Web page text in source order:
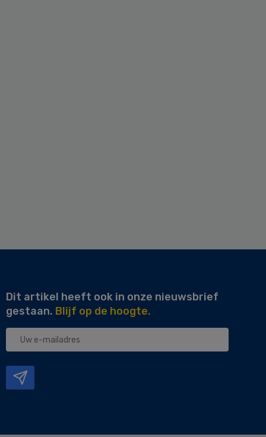
Dit artikel heeft ook in onze nieuwsbrief
gestaan. Blijf op de hoogte.
Uw